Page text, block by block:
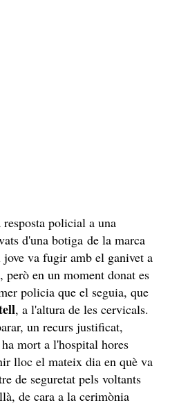
policial a una
d'una botiga de la marca
va fugir amb el ganivet a
però en un moment donat es
policia que el seguia, que
, a l'altura de les cervicals.
un recurs justificat,
mort a l'hospital hores
lloc el mateix dia en què va
de seguretat pels voltants
de cara a la cerimònia